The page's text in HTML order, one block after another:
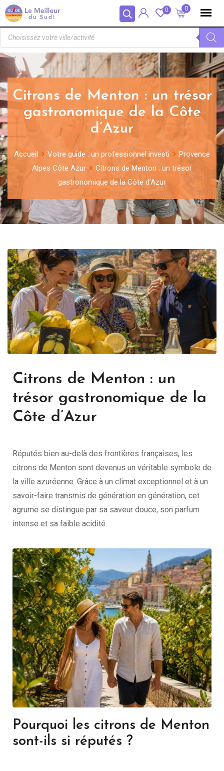
Panneau de gestion des cookies 0
0
Citrons de Menton : un trésor
gastronomique de la Côte
d’Azur
Accueil Votre guide : un professionnel investi
Provence
Alpes Côte Azur
Citrons de Menton : un trésor
gastronomique de la Côte d’Azur
Citrons de Menton : un
trésor gastronomique de la
Côte d’Azur
Réputés bien au-delà des frontières françaises, les
citrons de Menton sont devenus un véritable symbole de
la ville azuréenne. Grâce à un climat exceptionnel et à un
savoir-faire transmis de génération en génération, cet
agrume se distingue par sa saveur douce, son parfum
intense et sa faible acidité.
Pourquoi les citrons de Menton
sont-ils si réputés ?